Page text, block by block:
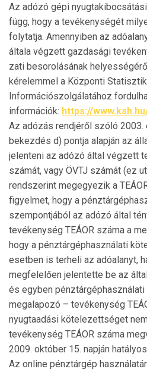
Az adózó gépi
függ, hogy a tevékenységét
folytatja. Amennyiben az
általa végzett gazdasági
zati besorolásának
kérelemmel a Központi
Információszolgálatához
információk: https://
Az adózás rendjéről szóló 2003.
bekezdés d) pontja alapján az
jelenteni az adózó által vég­zett
számát, vagy ÖVTJ számát (ez
rendszerint megegyezik a
figyelmet, hogy a
szempontjából az adózó által
tevékenység TEÁOR száma a
hogy a pénztárgéphasználati
esetben is terheli az adóalanyt,
megfelelően jelentette be az
és egyben
megalapozó – tevékenység
nyugtaadási kötelezettséget
tevékenység TEÁOR száma
2009. október 15. napján
Az online pénztárgép